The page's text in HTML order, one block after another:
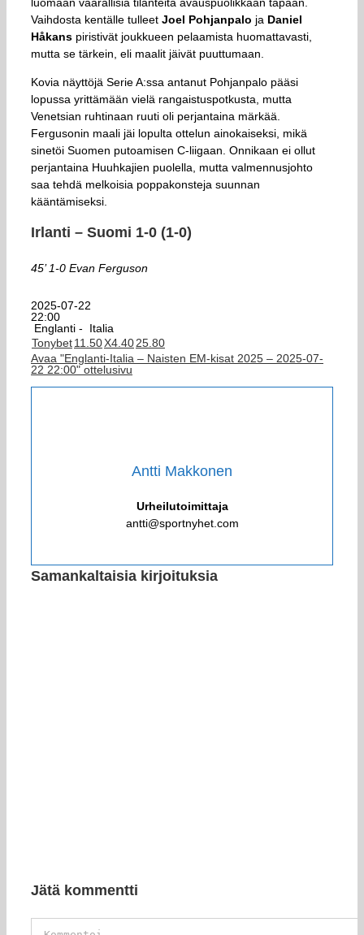
Vaihdosta kentälle tulleet Joel Pohjanpalo ja Daniel
Håkans piristivät joukkueen pelaamista huomattavasti,
mutta se tärkein, eli maalit jäivät puuttumaan.
Kovia näyttöjä Serie A:ssa antanut Pohjanpalo pääsi
lopussa yrittämään vielä rangaistuspotkusta, mutta
Venetsian ruhtinaan ruuti oli perjantaina märkää.
Fergusonin maali jäi lopulta ottelun ainokaiseksi, mikä
sinetöi Suomen putoamisen C-liigaan. Onnikaan ei ollut
perjantaina Huuhkajien puolella, mutta valmennusjohto
saa tehdä melkoisia poppakonsteja suunnan
kääntämiseksi.
Irlanti – Suomi 1-0 (1-0)
45’ 1-0 Evan Ferguson
2025-07-22
22:00
Englanti -
Italia
Tonybet11.50X4.4025.80
Avaa "Englanti-Italia – Naisten EM-kisat 2025 – 2025-07-
22 22:00" ottelusivu
Antti Makkonen
Urheilutoimittaja
antti@sportnyhet.com
Samankaltaisia kirjoituksia
Jätä kommentti